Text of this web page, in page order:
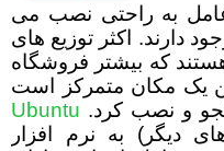
به راحتی نصب می
دارند. اکثر توزیع های
که بیشتر فروشگاه
یک مکان متمرکز است
و نصب کرد. Ubuntu
دیگر) به نرم افزار